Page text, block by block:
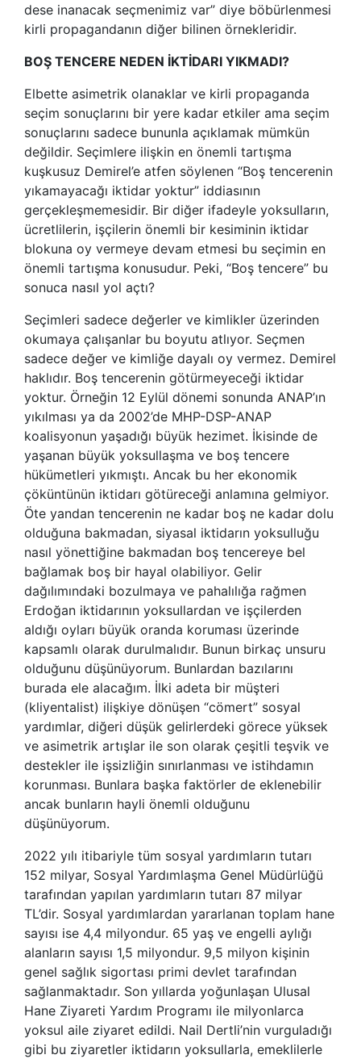
dese inanacak seçmenimiz var” diye böbürlenmesi
kirli propagandanın diğer bilinen örnekleridir.
BOŞ TENCERE NEDEN İKTİDARI YIKMADI?
Elbette asimetrik olanaklar ve kirli propaganda
seçim sonuçlarını bir yere kadar etkiler ama seçim
sonuçlarını sadece bununla açıklamak mümkün
değildir. Seçimlere ilişkin en önemli tartışma
kuşkusuz Demirel’e atfen söylenen “Boş tencerenin
yıkamayacağı iktidar yoktur” iddiasının
gerçekleşmemesidir. Bir diğer ifadeyle yoksulların,
ücretlilerin, işçilerin önemli bir kesiminin iktidar
blokuna oy vermeye devam etmesi bu seçimin en
önemli tartışma konusudur. Peki, “Boş tencere” bu
sonuca nasıl yol açtı?
Seçimleri sadece değerler ve kimlikler üzerinden
okumaya çalışanlar bu boyutu atlıyor. Seçmen
sadece değer ve kimliğe dayalı oy vermez. Demirel
haklıdır. Boş tencerenin götürmeyeceği iktidar
yoktur. Örneğin 12 Eylül dönemi sonunda ANAP’ın
yıkılması ya da 2002’de MHP-DSP-ANAP
koalisyonun yaşadığı büyük hezimet. İkisinde de
yaşanan büyük yoksullaşma ve boş tencere
hükümetleri yıkmıştı. Ancak bu her ekonomik
çöküntünün iktidarı götüreceği anlamına gelmiyor.
Öte yandan tencerenin ne kadar boş ne kadar dolu
olduğuna bakmadan, siyasal iktidarın yoksulluğu
nasıl yönettiğine bakmadan boş tencereye bel
bağlamak boş bir hayal olabiliyor. Gelir
dağılımındaki bozulmaya ve pahalılığa rağmen
Erdoğan iktidarının yoksullardan ve işçilerden
aldığı oyları büyük oranda koruması üzerinde
kapsamlı olarak durulmalıdır. Bunun birkaç unsuru
olduğunu düşünüyorum. Bunlardan bazılarını
burada ele alacağım. İlki adeta bir müşteri
(kliyentalist) ilişkiye dönüşen “cömert” sosyal
yardımlar, diğeri düşük gelirlerdeki görece yüksek
ve asimetrik artışlar ile son olarak çeşitli teşvik ve
destekler ile işsizliğin sınırlanması ve istihdamın
korunması. Bunlara başka faktörler de eklenebilir
ancak bunların hayli önemli olduğunu
düşünüyorum.
2022 yılı itibariyle tüm sosyal yardımların tutarı
152 milyar, Sosyal Yardımlaşma Genel Müdürlüğü
tarafından yapılan yardımların tutarı 87 milyar
TL’dir. Sosyal yardımlardan yararlanan toplam hane
sayısı ise 4,4 milyondur. 65 yaş ve engelli aylığı
alanların sayısı 1,5 milyondur. 9,5 milyon kişinin
genel sağlık sigortası primi devlet tarafından
sağlanmaktadır. Son yıllarda yoğunlaşan Ulusal
Hane Ziyareti Yardım Programı ile milyonlarca
yoksul aile ziyaret edildi. Nail Dertli’nin vurguladığı
gibi bu ziyaretler iktidarın yoksullarla, emeklilerle